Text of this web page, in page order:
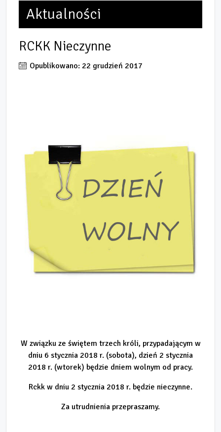
Aktualności
RCKK Nieczynne
Opublikowano: 22 grudzień 2017
W związku ze świętem trzech króli, przypadającym w
dniu 6 stycznia 2018 r. (sobota), dzień 2 stycznia
2018 r. (wtorek) będzie dniem wolnym od pracy.
Rckk w dniu 2 stycznia 2018 r. będzie nieczynne.
Za utrudnienia przepraszamy.